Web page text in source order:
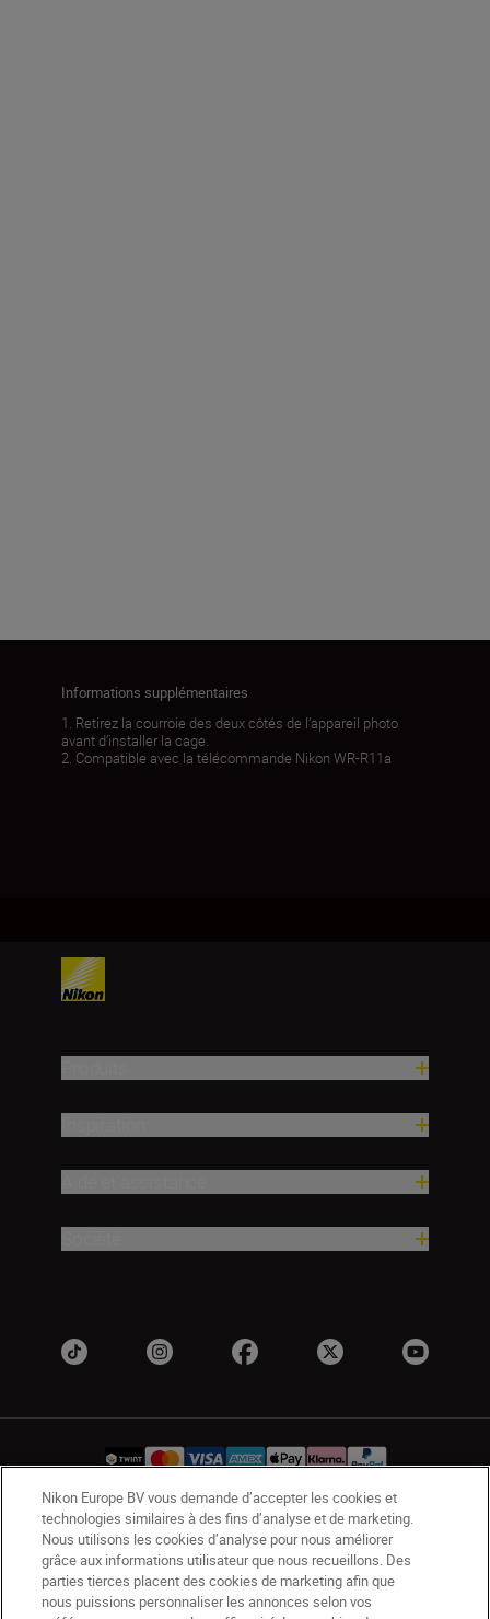
Informations supplémentaires
1. Retirez la courroie des deux côtés de l’appareil photo
avant d’installer la cage.
2. Compatible avec la télécommande Nikon WR-R11a
CH Nikon Sites
Contactez-nous
Avis de confidentialité
Conditions d’utilisation
Nikon Europe BV vous demande d’accepter les cookies et
technologies similaires à des fins d’analyse et de marketing.
Nous utilisons les cookies d’analyse pour nous améliorer
grâce aux informations utilisateur que nous recueillons. Des
parties tierces placent des cookies de marketing afin que
nous puissions personnaliser les annonces selon vos